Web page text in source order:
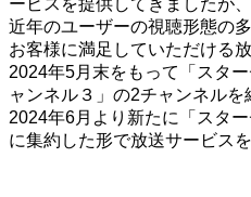
ービスを提供してきましたが、
近年のユーザーの視聴形態の
お客様に満足していただける
2024年5月末をもって「スタ
ャンネル３」の2チャンネルを
2024年6月より新たに「スタ
に集約した形で放送サービスを